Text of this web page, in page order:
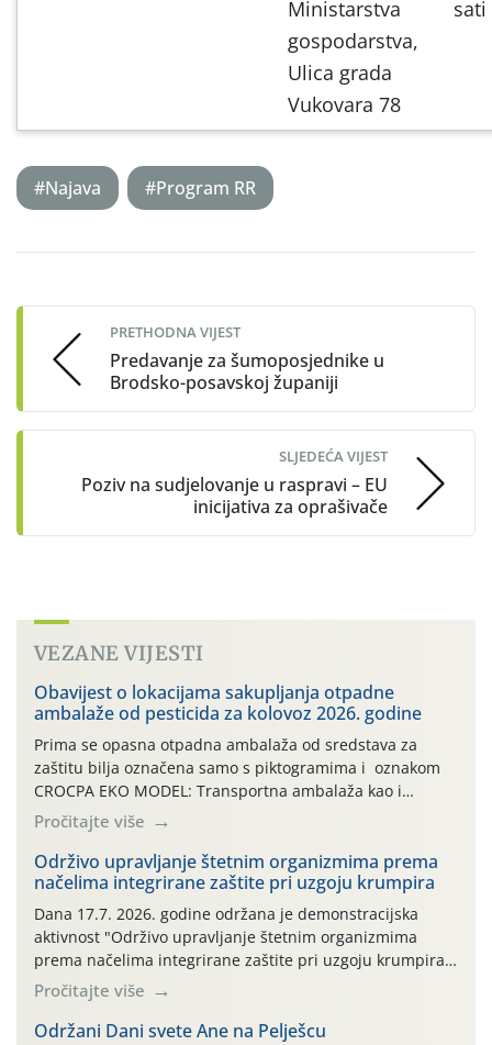
Ministarstva
gospodarstva,
Ulica grada
Vukovara 78
sati
#Najava #Program RR
navigation
PRETHODNA VIJEST
Predavanje za šumoposjednike u
Brodsko-posavskoj županiji
SLJEDEĆA VIJEST
Poziv na sudjelovanje u raspravi – EU
inicijativa za oprašivače
VEZANE VIJESTI
Obavijest o lokacijama sakupljanja otpadne
ambalaže od pesticida za kolovoz 2026. godine
Prima se opasna otpadna ambalaža od sredstava za
zaštitu bilja označena samo s piktogramima i oznakom
CROCPA EKO MODEL: Transportna ambalaža kao i
ambalaža drugih proizvoda koji nisu sredstva za zaštitu
bilja (npr. ambalaža od mineralnih gnojiva,) se ne
prihvaća. Korisnicima je osiguran besplatni povrat
prazne ambalaže isključivo ovih tvrtki: AGROCHEM-MAKS,
AGRONOM, ALBAUGH TKI* (PINUS […]
Pročitajte više
Održivo upravljanje štetnim organizmima prema
načelima integrirane zaštite pri uzgoju krumpira
Dana 17.7. 2026. godine održana je demonstracijska
aktivnost "Održivo upravljanje štetnim organizmima
prema načelima integrirane zaštite pri uzgoju krumpira"
na pokusnom polju "Poredje", kraj naselja Belica (ARKOD
parcela ID 2445031) (središnji dio Međimurske županije).
Pročitajte više
Održani Dani svete Ane na Pelješcu